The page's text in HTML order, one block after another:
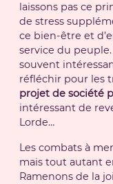
laissons pas ce
de stress
ce bien-être et
service du
souvent
réfléchir pour les
projet de société
intéressant de
Lorde…
Les combats à
mais tout autant
Ramenons de la